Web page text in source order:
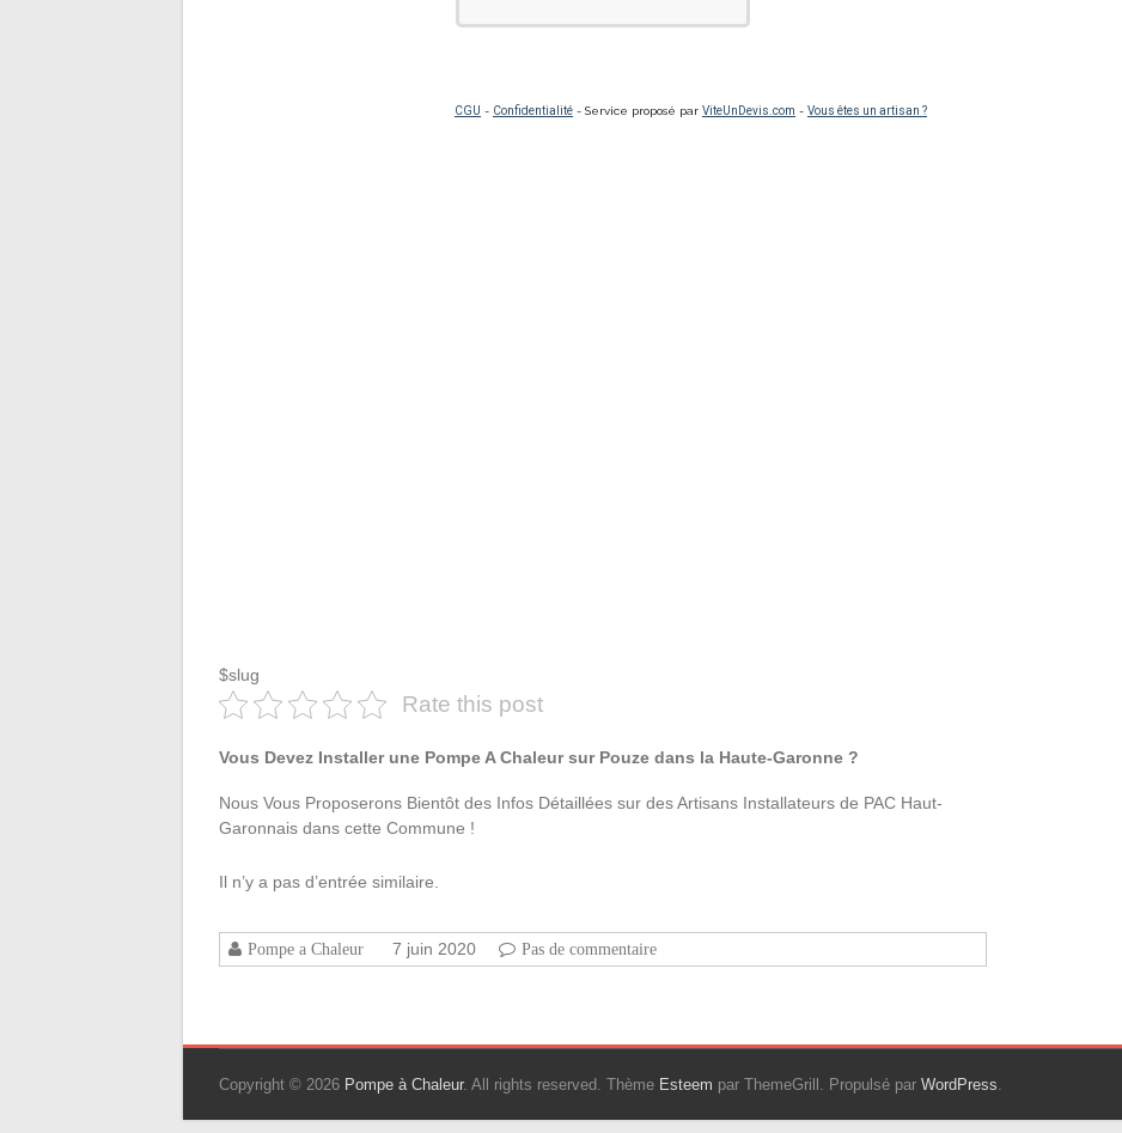
$slug
Rate this post
Vous Devez Installer une Pompe A Chaleur sur Pouze dans la Haute-Garonne ?
Nous Vous Proposerons Bientôt des Infos Détaillées sur des Artisans Installateurs de PAC Haut-
Garonnais dans cette Commune !
Il n’y a pas d’entrée similaire.
Pompe a Chaleur 7 juin 2020 Pas de commentaire
Copyright © 2026 Pompe à Chaleur. All rights reserved. Thème Esteem par ThemeGrill. Propulsé par WordPress.